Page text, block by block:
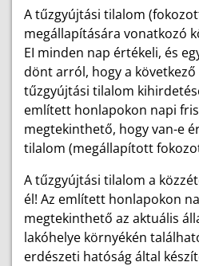
A tűzgyújtási tilalom
megállapítására vonatkozó
EI minden nap értékeli, és
dönt arról, hogy a
tűzgyújtási tilalom
említett honlapokon napi
megtekinthető, hogy van-e
tilalom (megállapított
A tűzgyújtási tilalom a
él! Az említett honlapokon
megtekinthető az aktuális
lakóhelye környékén
erdészeti hatóság által